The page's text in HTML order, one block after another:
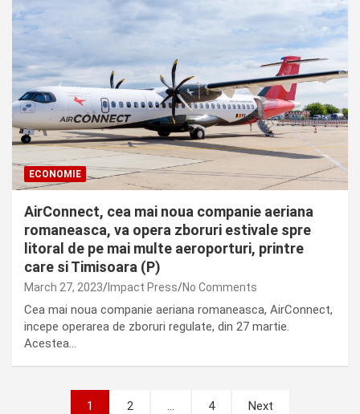
ECONOMIE
AirConnect, cea mai noua companie aeriana
romaneasca, va opera zboruri estivale spre
litoral de pe mai multe aeroporturi, printre
care si Timisoara (P)
March 27, 2023 Impact Press No Comments
Cea mai noua companie aeriana romaneasca, AirConnect,
incepe operarea de zboruri regulate, din 27 martie.
Acestea…
1 2 … 4 Next